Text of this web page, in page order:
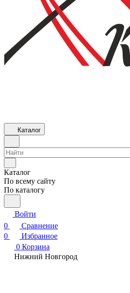
Каталог
Каталог
По всему сайту
По каталогу
Войти
0
Сравнение
0
Избранное
0 Корзина
Нижний Новгород